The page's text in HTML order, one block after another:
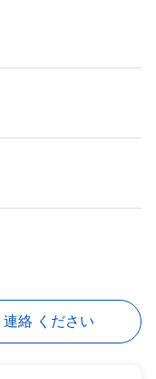
連絡 ください